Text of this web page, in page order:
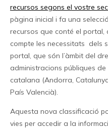
recursos segons el vostre
pàgina inicial i fa una
recursos que conté el portal,
compte les necessitats dels
portal, que són l’àmbit del
administracions públiques
catalana (Andorra,
País Valencià).
Aquesta nova classificació
vies per accedir a la